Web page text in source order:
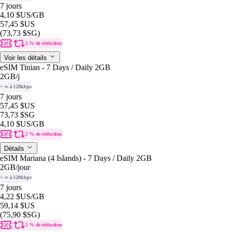
7 jours
4,10 $US/GB
57,45 $US
(73,73 $SG)
5 % de réduction
Voir les détails
eSIM Tinian - 7 Days / Daily 2GB
2GB/j
+ ∞ à 128kbps
7 jours
57,45 $US
73,73 $SG
4,10 $US/GB
5 % de réduction
Détails
eSIM Mariana (4 Islands) - 7 Days / Daily 2GB
2GB/jour
+ ∞ à 128kbps
7 jours
4,22 $US/GB
59,14 $US
(75,90 $SG)
5 % de réduction